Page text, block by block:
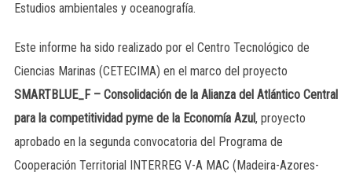
Estudios ambientales y oceanografía.
Este informe ha sido realizado por el Centro Tecnológico de
Ciencias Marinas (CETECIMA) en el marco del proyecto
SMARTBLUE_F – Consolidación de la Alianza del Atlántico Central
para la competitividad pyme de la Economía Azul, proyecto
aprobado en la segunda convocatoria del Programa de
Cooperación Territorial INTERREG V-A MAC (Madeira-Azores-